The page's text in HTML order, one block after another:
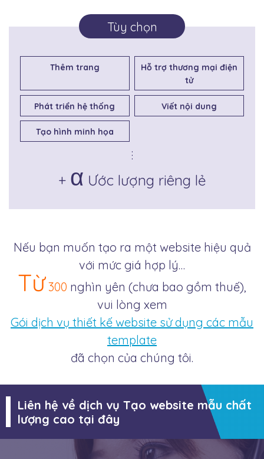
Tùy chọn
Thêm trang
Hỗ trợ thương mại điện
tử
Phát triển hệ thống Viết nội dung
Tạo hình minh họa
...
+ α Ước lượng riêng lẻ
Nếu bạn muốn tạo ra một website hiệu quả
với mức giá hợp lý…
Từ 300 nghìn yên (chưa bao gồm thuế),
vui lòng xem
Gói dịch vụ thiết kế website sử dụng các mẫu
template
đã chọn của chúng tôi.
Liên hệ về dịch vụ Tạo website mẫu chất
lượng cao tại đây